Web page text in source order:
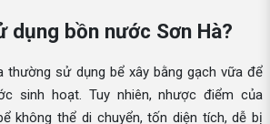
dụng bồn nước Sơn Hà?
thường sử dụng bể xây bằng gạch vữa để
sinh hoạt. Tuy nhiên, nhược điểm của
không thể di chuyển, tốn diện tích, dễ bị